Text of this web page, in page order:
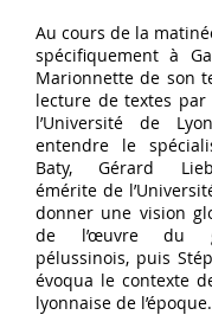
Au cours de la
spécifiquement à
Marionnette de son
lecture de textes
l’Université de
entendre le
Baty, Gérard
émérite de
donner une vision
de l’œuvre du
pélussinois, puis
évoqua le contexte
lyonnaise de l’époque.